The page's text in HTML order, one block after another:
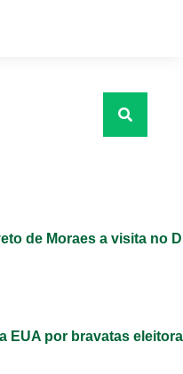
de Moraes a visita no
EUA por bravatas